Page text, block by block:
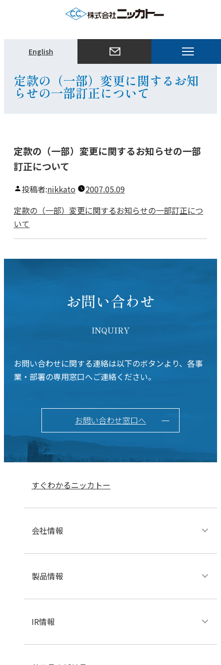
English
ュ
ー
定款の（一部）変更に関するお知
らせの一部訂正について
定款の（一部）変更に関するお知らせの一部
訂正について
投稿者:nikkato
2007.05.09
定款の（一部）変更に関するお知らせの一部訂正につ
いて
お問い合わせ
INQUIRY
お問い合わせに関する連絡は以下のボタンより、各事
業・部署の専用窓口へご連絡ください。
お問い合わせ窓口へ
すぐわかるニッカトー
会社情報
製品情報
IR情報